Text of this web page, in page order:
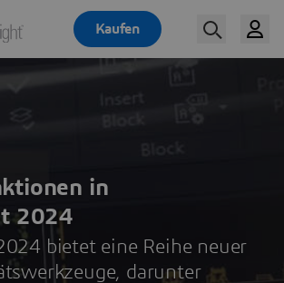
in
2024
bietet eine Reihe neuer
darunter